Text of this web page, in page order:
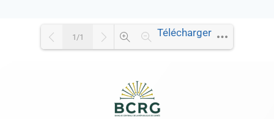
1/1 Télécharger